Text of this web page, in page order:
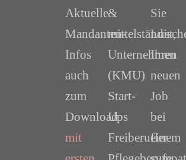
Aktuelle
Mandanten-
Infos
auch
zum
Download
mit
&
Unternehmen
(KMU)
Start-
Ups
Freiberufler
Sie
Lust,
Ihren
neuen
Job
bei
einem